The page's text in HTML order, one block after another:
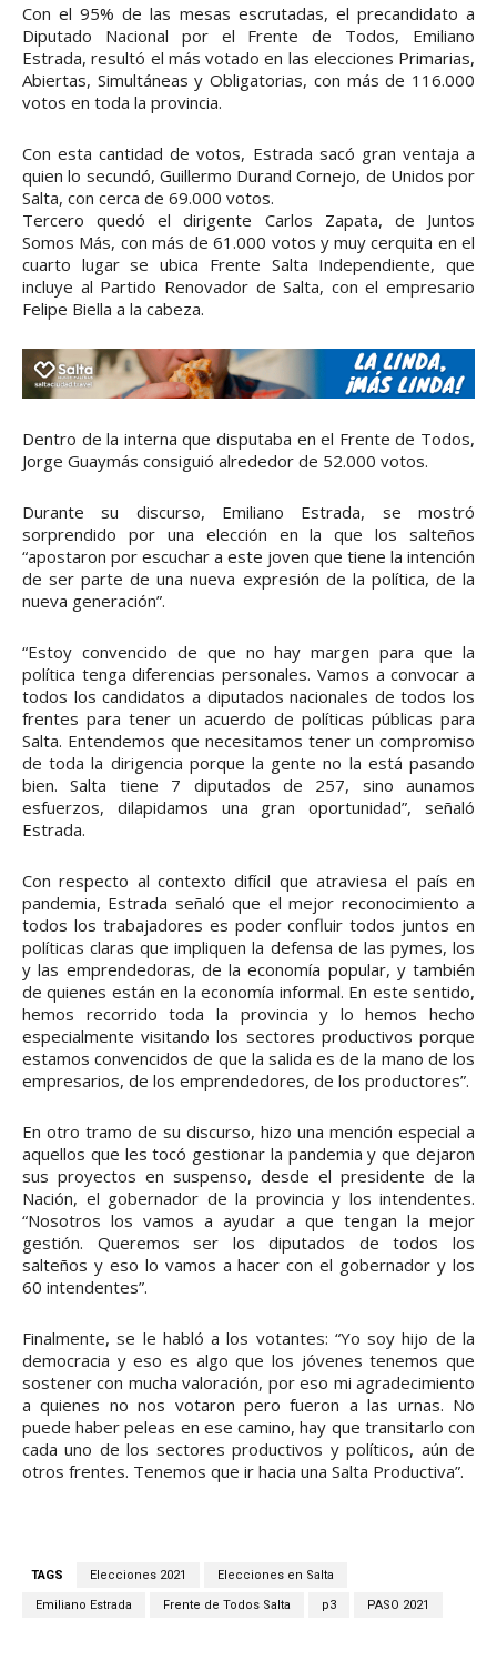
Con el 95% de las mesas escrutadas, el precandidato a
Diputado Nacional por el Frente de Todos, Emiliano
Estrada, resultó el más votado en las elecciones Primarias,
Abiertas, Simultáneas y Obligatorias, con más de 116.000
votos en toda la provincia.
Con esta cantidad de votos, Estrada sacó gran ventaja a
quien lo secundó, Guillermo Durand Cornejo, de Unidos por
Salta, con cerca de 69.000 votos.
Tercero quedó el dirigente Carlos Zapata, de Juntos
Somos Más, con más de 61.000 votos y muy cerquita en el
cuarto lugar se ubica Frente Salta Independiente, que
incluye al Partido Renovador de Salta, con el empresario
Felipe Biella a la cabeza.
Dentro de la interna que disputaba en el Frente de Todos,
Jorge Guaymás consiguió alrededor de 52.000 votos.
Durante su discurso, Emiliano Estrada, se mostró
sorprendido por una elección en la que los salteños
“apostaron por escuchar a este joven que tiene la intención
de ser parte de una nueva expresión de la política, de la
nueva generación”.
“Estoy convencido de que no hay margen para que la
política tenga diferencias personales. Vamos a convocar a
todos los candidatos a diputados nacionales de todos los
frentes para tener un acuerdo de políticas públicas para
Salta. Entendemos que necesitamos tener un compromiso
de toda la dirigencia porque la gente no la está pasando
bien. Salta tiene 7 diputados de 257, sino aunamos
esfuerzos, dilapidamos una gran oportunidad”, señaló
Estrada.
Con respecto al contexto difícil que atraviesa el país en
pandemia, Estrada señaló que el mejor reconocimiento a
todos los trabajadores es poder confluir todos juntos en
políticas claras que impliquen la defensa de las pymes, los
y las emprendedoras, de la economía popular, y también
de quienes están en la economía informal. En este sentido,
hemos recorrido toda la provincia y lo hemos hecho
especialmente visitando los sectores productivos porque
estamos convencidos de que la salida es de la mano de los
empresarios, de los emprendedores, de los productores”.
En otro tramo de su discurso, hizo una mención especial a
aquellos que les tocó gestionar la pandemia y que dejaron
sus proyectos en suspenso, desde el presidente de la
Nación, el gobernador de la provincia y los intendentes.
“Nosotros los vamos a ayudar a que tengan la mejor
gestión. Queremos ser los diputados de todos los
salteños y eso lo vamos a hacer con el gobernador y los
60 intendentes”.
Finalmente, se le habló a los votantes: “Yo soy hijo de la
democracia y eso es algo que los jóvenes tenemos que
sostener con mucha valoración, por eso mi agradecimiento
a quienes no nos votaron pero fueron a las urnas. No
puede haber peleas en ese camino, hay que transitarlo con
cada uno de los sectores productivos y políticos, aún de
otros frentes. Tenemos que ir hacia una Salta Productiva”.
TAGS Elecciones 2021 Elecciones en Salta
Emiliano Estrada Frente de Todos Salta p3 PASO 2021